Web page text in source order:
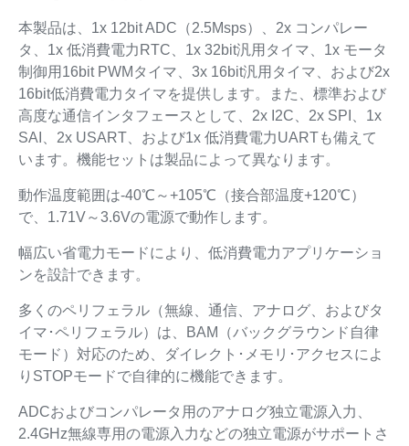
本製品は、1x 12bit ADC（2.5Msps）、2x コンパレー
タ、1x 低消費電力RTC、1x 32bit汎用タイマ、1x モータ
制御用16bit PWMタイマ、3x 16bit汎用タイマ、および2x
16bit低消費電力タイマを提供します。また、標準および
高度な通信インタフェースとして、2x I2C、2x SPI、1x
SAI、2x USART、および1x 低消費電力UARTも備えて
います。機能セットは製品によって異なります。
動作温度範囲は-40℃～+105℃（接合部温度+120℃）
で、1.71V～3.6Vの電源で動作します。
幅広い省電力モードにより、低消費電力アプリケーショ
ンを設計できます。
多くのペリフェラル（無線、通信、アナログ、およびタ
イマ･ペリフェラル）は、BAM（バックグラウンド自律
モード）対応のため、ダイレクト･メモリ･アクセスによ
りSTOPモードで自律的に機能できます。
ADCおよびコンパレータ用のアナログ独立電源入力、
2.4GHz無線専用の電源入力などの独立電源がサポートさ